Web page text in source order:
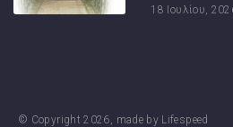
18 Ιουλίου,
© Copyright2026, made by Lifespeed